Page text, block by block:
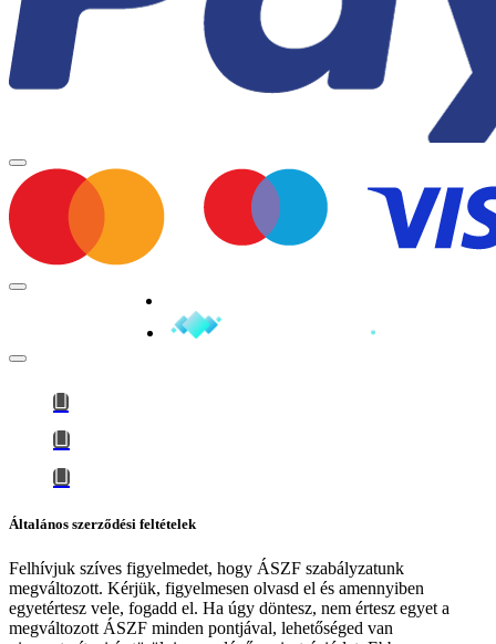
Általános szerződési feltételek
Felhívjuk szíves figyelmedet, hogy ÁSZF szabályzatunk
megváltozott. Kérjük, figyelmesen olvasd el és amennyiben
egyetértesz vele, fogadd el. Ha úgy döntesz, nem értesz egyet a
megváltozott ÁSZF minden pontjával, lehetőséged van